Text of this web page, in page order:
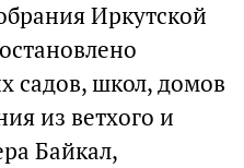
Иркутской
садов, школ, домов
из ветхого и
Байкал,